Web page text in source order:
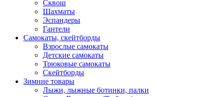
Сквош
Шахматы
Эспандеры
Гантели
Самокаты, скейтборды
Взрослые самокаты
Детские самокаты
Трюковые самокаты
Скейтборды
Зимние товары
Лыжи, лыжные ботинки, палки